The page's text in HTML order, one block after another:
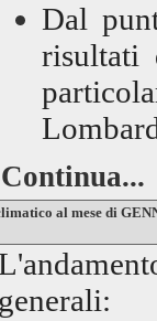
Dal
risultati
al mese di
generali: